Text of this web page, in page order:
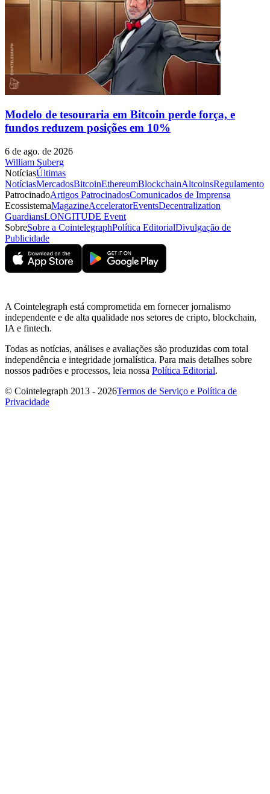
Modelo de tesouraria em Bitcoin perde força, e
fundos reduzem posições em 10%
6 de ago. de 2026
William Suberg
NotíciasÚltimas
NotíciasMercadosBitcoinEthereumBlockchainAltcoinsRegulamento
PatrocinadoArtigos PatrocinadosComunicados de Imprensa
EcossistemaMagazineAcceleratorEventsDecentralization
GuardiansLONGITUDE Event
SobreSobre a CointelegraphPolítica EditorialDivulgação de
Publicidade
A Cointelegraph está comprometida em fornecer jornalismo
independente e de alta qualidade nos setores de cripto, blockchain,
IA e fintech.
Todas as notícias, análises e avaliações são produzidas com total
independência e integridade jornalística. Para mais detalhes sobre
nossos padrões e processos, leia nossa Política Editorial.
© Cointelegraph 2013 - 2026Termos de Serviço e Política de
Privacidade